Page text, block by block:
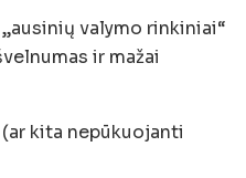
valymo rinkiniai“
ir mažai
kita nepūkuojanti